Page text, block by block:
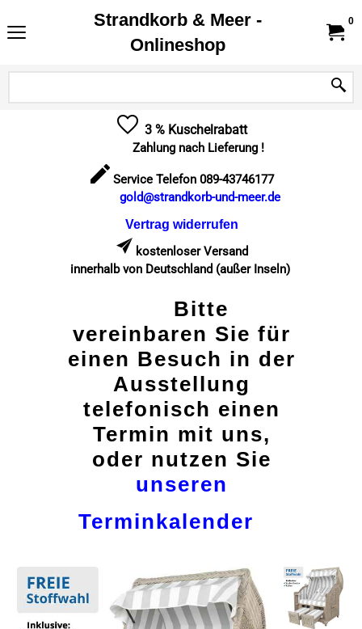
Strandkorb & Meer -
Onlineshop
0
3 % Kuschelrabatt
Zahlung nach Lieferung !
Service Telefon 089-43746177
gold@strandkorb-und-meer.de
Vertrag widerrufen
kostenloser Versand
innerhalb von Deutschland (außer Inseln)
Bitte
vereinbaren Sie für
einen Besuch in der
Ausstellung
telefonisch einen
Termin mit uns,
oder nutzen Sie
unseren
Terminkalender